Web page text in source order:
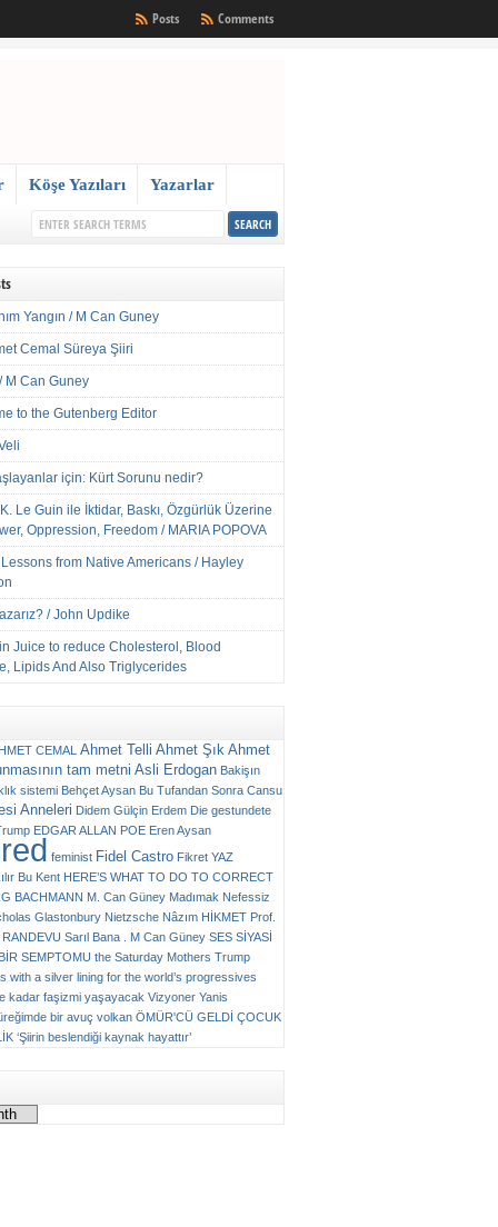
Comments
Posts
Köşe Yazıları Yazarlar
Yangın / M Can Guney
Cemal Süreya Şiiri
M Can Guney
to the Gutenberg Editor
için: Kürt Sorunu nedir?
Le Guin ile İktidar, Baskı, Özgürlük Üzerine
Oppression, Freedom / MARIA POPOVA
from Native Americans / Hayley
/ John Updike
Juice to reduce Cholesterol, Blood
Lipids And Also Triglycerides
CEMAL Ahmet Telli Ahmet Şık Ahmet
tam metni Asli Erdogan Bakişın
sistemi Behçet Aysan Bu Tufandan Sonra Cansu
Anneleri Didem Gülçin Erdem Die gestundete
EDGAR ALLAN POE Eren Aysan
feminist Fidel Castro Fikret YAZ
Bu Kent HERE’S WHAT TO DO TO CORRECT
BACHMANN M. Can Güney Madımak Nefessiz
Glastonbury Nietzsche Nâzım HİKMET Prof.
RANDEVU Sarıl Bana . M Can Güney SES SİYASİ
SEMPTOMU the Saturday Mothers Trump
with a silver lining for the world’s progressives
kadar faşizmi yaşayacak Vizyoner Yanis
bir avuç volkan ÖMÜR'CÜ GELDİ ÇOCUK
‘Şiirin beslendiği kaynak hayattır’